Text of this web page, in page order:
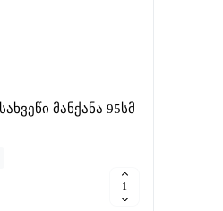
მანქანა 95სმ